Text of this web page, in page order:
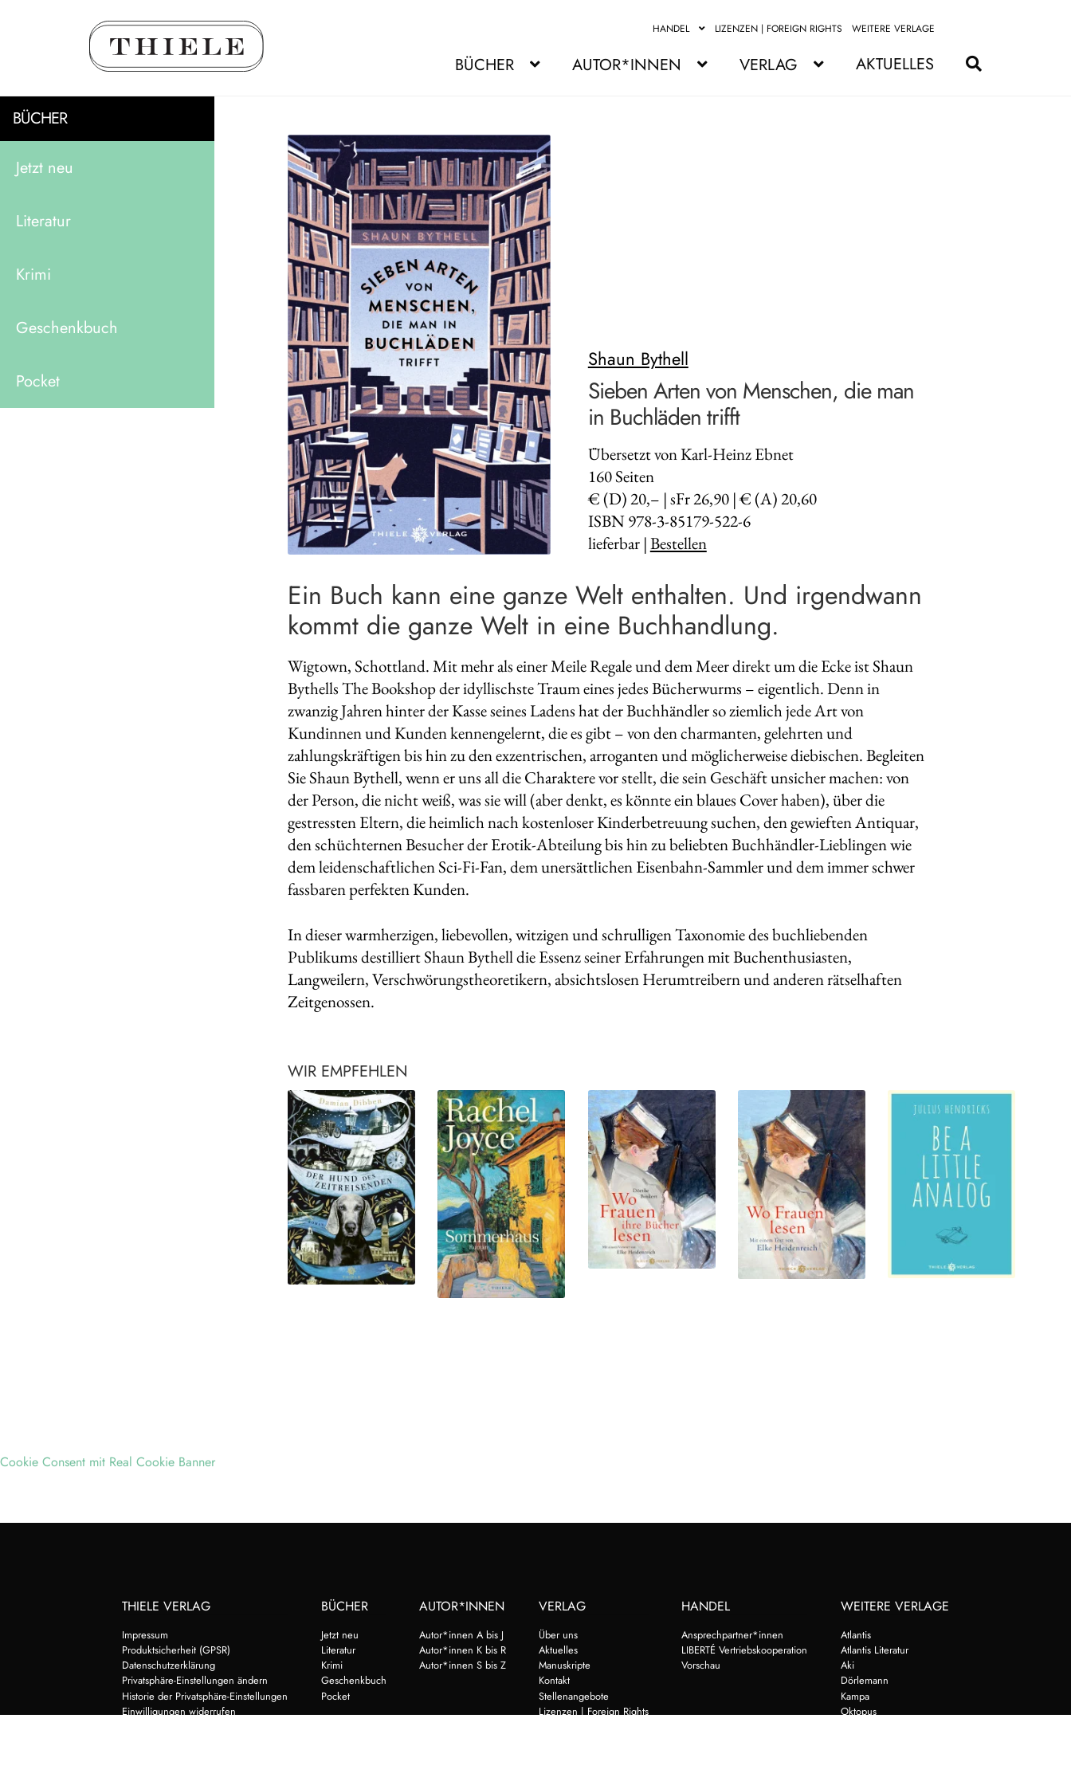
HANDEL LIZENZEN | FOREIGN RIGHTS WEITERE VERLAGE
springen
springen
BÜCHER AUTOR*INNEN VERLAG AKTUELLES
BÜCHER
Jetzt neu
Literatur
Krimi
Geschenkbuch
Pocket
Shaun Bythell
Sieben Arten von Menschen, die man
in Buchläden trifft
Übersetzt von Karl-Heinz Ebnet
160Seiten
€ (D) 20,– | sFr 26,90 | € (A) 20,60
ISBN 978-3-85179-522-6
lieferbar |Bestellen
Ein Buch kann eine ganze Welt enthalten. Und irgendwann
kommt die ganze Welt in eine Buchhandlung.
Wigtown, Schottland. Mit mehr als einer Meile Regale und dem Meer direkt um die Ecke ist Shaun
Bythells The Bookshop der idyllischste Traum eines jedes Bücherwurms – eigentlich. Denn in
zwanzig Jahren hinter der Kasse seines Ladens hat der Buchhändler so ziemlich jede Art von
Kundinnen und Kunden kennengelernt, die es gibt – von den charmanten, gelehrten und
zahlungskräftigen bis hin zu den exzentrischen, arroganten und möglicherweise diebischen. Begleiten
Sie Shaun Bythell, wenn er uns all die Charaktere vor stellt, die sein Geschäft unsicher machen: von
der Person, die nicht weiß, was sie will (aber denkt, es könnte ein blaues Cover haben), über die
gestressten Eltern, die heimlich nach kostenloser Kinderbetreuung suchen, den gewieften Antiquar,
den schüchternen Besucher der Erotik-Abteilung bis hin zu beliebten Buchhändler-Lieblingen wie
dem leidenschaftlichen Sci-Fi-Fan, dem unersättlichen Eisenbahn-Sammler und dem immer schwer
fassbaren perfekten Kunden.
In dieser warmherzigen, liebevollen, witzigen und schrulligen Taxonomie des buchliebenden
Publikums destilliert Shaun Bythell die Essenz seiner Erfahrungen mit Buchenthusiasten,
Langweilern, Verschwörungstheoretikern, absichtslosen Herumtreibern und anderen rätselhaften
Zeitgenossen.
WIR EMPFEHLEN
THIELE VERLAG
Impressum
Produktsicherheit (GPSR)
Datenschutzerklärung
Privatsphäre-Einstellungen ändern
Historie der Privatsphäre-Einstellungen
Einwilligungen widerrufen
BÜCHER
Jetzt neu
Literatur
Krimi
Geschenkbuch
Pocket
AUTOR*INNEN
Autor*innen A bis J
Autor*innen K bis R
Autor*innen S bis Z
VERLAG
Über uns
Aktuelles
Manuskripte
Kontakt
Stellenangebote
Lizenzen | Foreign Rights
HANDEL
Ansprechpartner*innen
LIBERTÉ Vertriebskooperation
Vorschau
WEITERE VERLAGE
Atlantis
Atlantis Literatur
Aki
Dörlemann
Kampa
Oktopus
Cookie Consent mit Real Cookie Banner